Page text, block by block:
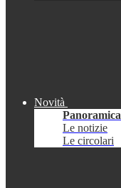
Novità
Panoramica
Le notizie
Le circolari